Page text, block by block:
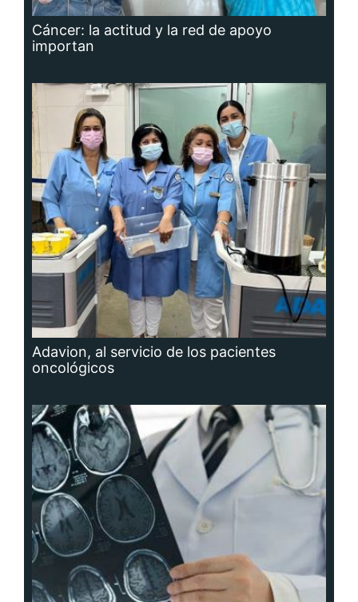
Cáncer: la actitud y la red de apoyo
importan
Adavion, al servicio de los pacientes
oncológicos